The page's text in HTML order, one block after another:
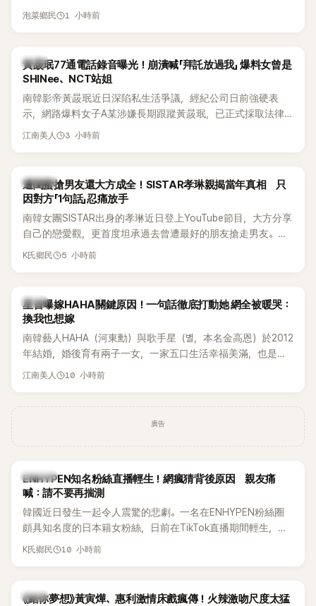
獲選為第三首翻唱歌曲的主唱，並於近期完成錄音。
泡菜鄉民 1 小時前
韓星
黃晸珉77通電話錄音曝光！崩潰喊「拜託放過我」 爆料女曾是
SHINee、NCT站姐
南韓影帝黃晸珉近日深陷私生活爭議，經紀公司日前強硬表
示，網路爆料女子A某涉嫌長期跟蹤黃晸珉，已正式採取法律
行動。不過，A並未停止發聲，持續透過社群平台公開爆料，反
的錄音內容，而A也首度承認自己過去曾是SHINee、NCT等偶
像團體的「站姐」，事件持續延燒。
江南美人 3 小時前
K-POP
遭閨蜜搶男友還大方成全！SISTAR孝琳親揭當年真相 只
因對方「1句話」忍痛放手
南韓女團SISTAR出身的孝琳近日登上YouTube節目，大方分享
自己的戀愛觀，更首度坦承過去曾遭最好的朋友搶走男友。她
表示，當時選擇瀟灑放手，但如果同樣的事情現在再發生，「我
K氏鄉民 5 小時前
韓星
星首曝嫁HAHA關鍵原因！一句話徹底打動她 網全被暖哭：
換我也想嫁
南韓藝人HAHA（河東勳）與歌手星（별，本名金高恩）於2012
年結婚，婚後育有兩子一女，一家五口生活幸福美滿，也是韓
國演藝圈公認的模範夫妻。近日，星首度公開當年決定嫁給
江南美人 10 小時前
廣告
K-POP
ENHYPEN知名粉絲直播輕生！網瘋猜背後原因 親友痛
喊：請不要再揣測
韓國近日發生一起令人震驚的悲劇。一名在ENHYPEN粉絲圈
頗具知名度的日本籍女粉絲，日前在TikTok直播期間輕生，最
終不幸身亡，消息曝光後震驚韓網，也讓不少粉絲湧入社群平
K氏鄉民 10 小時前
韓劇
《給你夢想》黃寅燁、惠利激情床戲瘋傳！火辣激吻尺度太猛